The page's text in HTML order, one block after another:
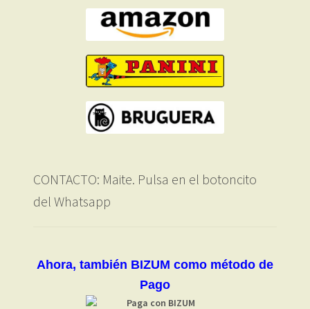
CONTACTO: Maite. Pulsa en el botoncito
del Whatsapp
Ahora, también BIZUM como método de
Pago